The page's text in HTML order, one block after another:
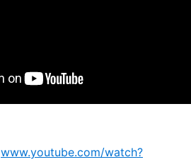
www.youtube.com/watch?